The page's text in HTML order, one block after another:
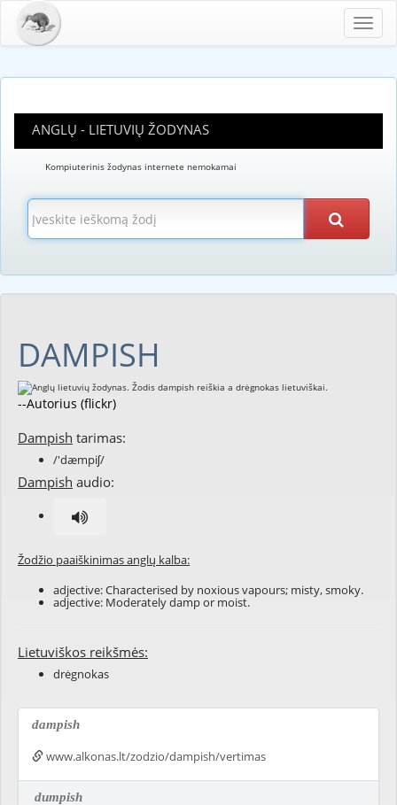
ANGLŲ - LIETUVIŲ ŽODYNAS
Kompiuterinis žodynas internete nemokamai
DAMPISH
--Autorius (flickr)
Dampish tarimas:
/'dæmpiʃ/
Dampish audio:
Žodžio paaiškinimas anglų kalba:
adjective: Characterised by noxiousvapours; misty,smoky.
adjective: Moderatelydampor moist.
Lietuviškos reikšmės:
drėgnokas
dampish
www.alkonas.lt/zodzio/dampish/vertimas
dumpish